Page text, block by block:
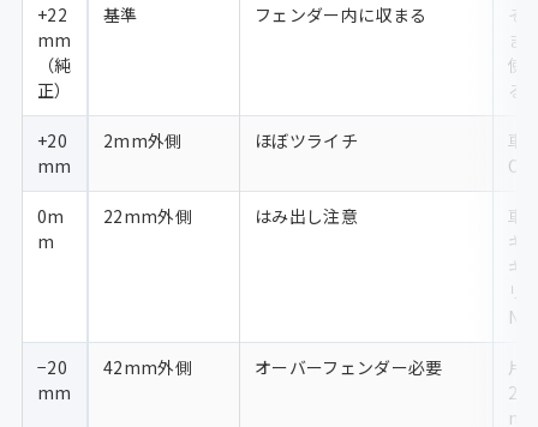
+22
mm
（純
正）
基準 フェンダー内に収まる
そ
ま
使
る
+20
mm
2mm外側 ほぼツライチ
車
OK
0m
m
22mm外側 はみ出し注意
車
ギ
ギ
リ
NG
−20
mm
42mm外側 オーバーフェンダー必要
片
20